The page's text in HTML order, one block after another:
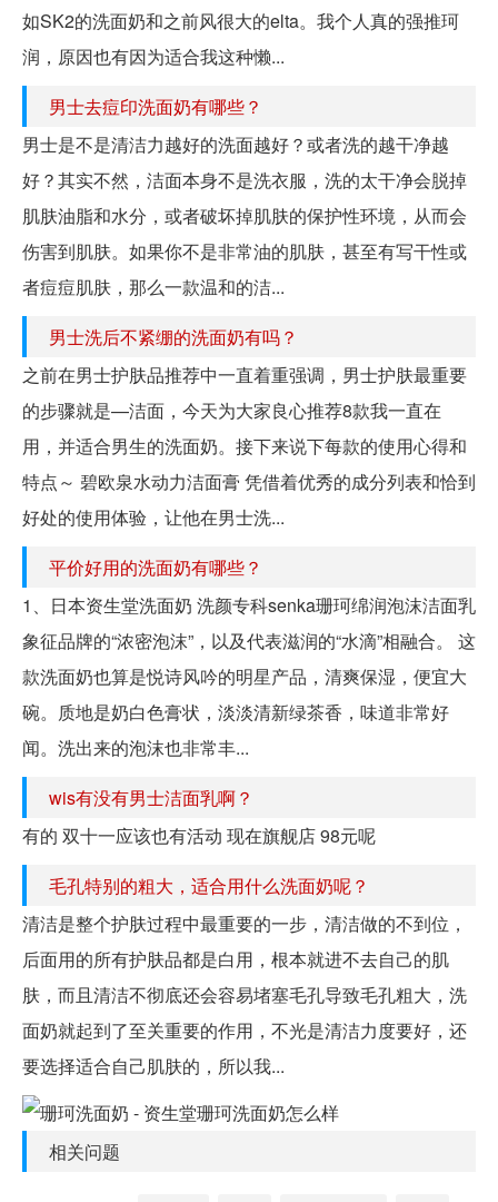
如SK2的洗面奶和之前风很大的elta。我个人真的强推珂
润，原因也有因为适合我这种懒...
男士去痘印洗面奶有哪些？
男士是不是清洁力越好的洗面越好？或者洗的越干净越
好？其实不然，洁面本身不是洗衣服，洗的太干净会脱掉
肌肤油脂和水分，或者破坏掉肌肤的保护性环境，从而会
伤害到肌肤。如果你不是非常油的肌肤，甚至有写干性或
者痘痘肌肤，那么一款温和的洁...
男士洗后不紧绷的洗面奶有吗？
之前在男士护肤品推荐中一直着重强调，男士护肤最重要
的步骤就是—洁面，今天为大家良心推荐8款我一直在
用，并适合男生的洗面奶。接下来说下每款的使用心得和
特点～ 碧欧泉水动力洁面膏 凭借着优秀的成分列表和恰到
好处的使用体验，让他在男士洗...
平价好用的洗面奶有哪些？
1、日本资生堂洗面奶 洗颜专科senka珊珂绵润泡沫洁面乳
象征品牌的“浓密泡沫”，以及代表滋润的“水滴”相融合。 这
款洗面奶也算是悦诗风吟的明星产品，清爽保湿，便宜大
碗。质地是奶白色膏状，淡淡清新绿茶香，味道非常好
闻。洗出来的泡沫也非常丰...
wis有没有男士洁面乳啊？
有的 双十一应该也有活动 现在旗舰店 98元呢
毛孔特别的粗大，适合用什么洗面奶呢？
清洁是整个护肤过程中最重要的一步，清洁做的不到位，
后面用的所有护肤品都是白用，根本就进不去自己的肌
肤，而且清洁不彻底还会容易堵塞毛孔导致毛孔粗大，洗
面奶就起到了至关重要的作用，不光是清洁力度要好，还
要选择适合自己肌肤的，所以我...
相关问题